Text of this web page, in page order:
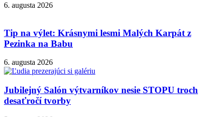
6. augusta 2026
Tip na výlet: Krásnymi lesmi Malých Karpát z
Pezinka na Babu
6. augusta 2026
Jubilejný Salón výtvarníkov nesie STOPU troch
desaťročí tvorby